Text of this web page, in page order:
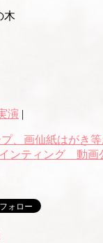
演 |
、画仙紙はがき
ンティング 動画